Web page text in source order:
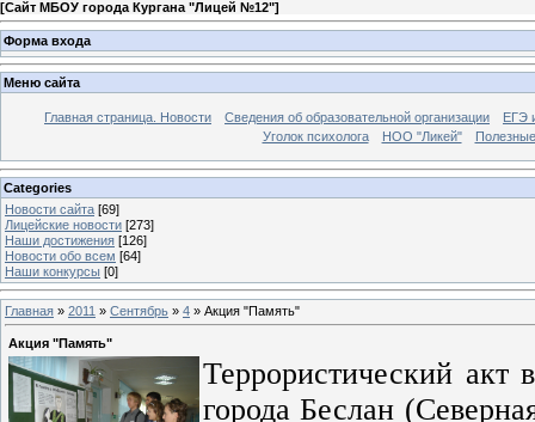
[Сайт МБОУ города Кургана "Лицей №12"]
Форма входа
Меню сайта
Главная страница. Новости Сведения об образовательной организации
ЕГЭ
Уголок психолога
НОО "Ликей"
Categories
Новости сайта [69]
Лицейские новости [273]
Наши достижения [126]
Новости обо всем [64]
Наши конкурсы [0]
Главная » 2011 » Сентябрь » 4 » Акция "Память"
Акция "Память"
Террористический
города Беслан